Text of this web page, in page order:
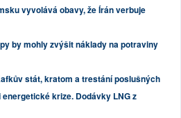
vyvolává obavy, že Írán verbuje
by mohly zvýšit náklady na potraviny
stát, kratom a trestání poslušných
krize. Dodávky LNG z